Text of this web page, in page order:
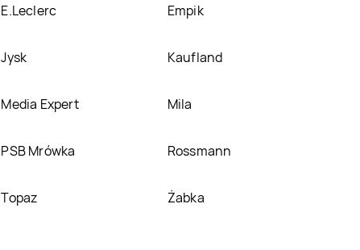
E.Leclerc Empik
Jysk Kaufland
Media Expert Mila
PSB Mrówka Rossmann
Topaz Żabka